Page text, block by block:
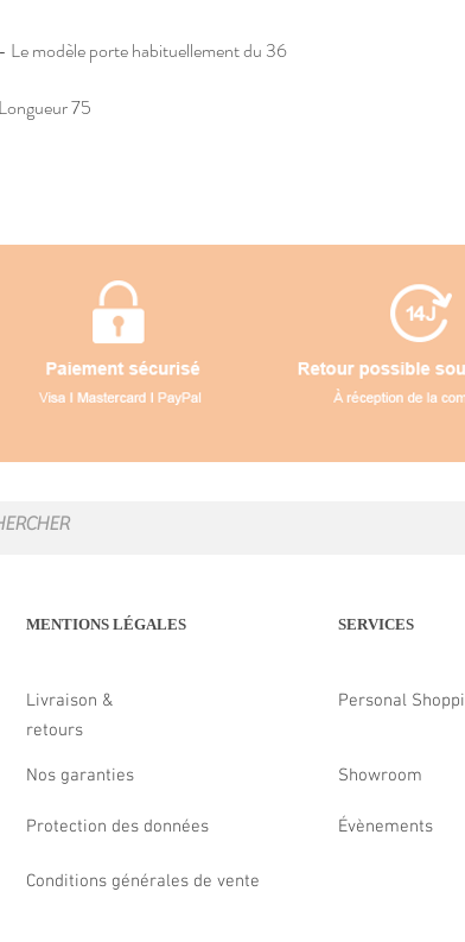
modèle porte habituellement du 36
75
MENTIONS LÉGALES
Livraison &
retours
Nos garanties
Protection des données
SERVICES
Personal
Showroom
Évènements
Conditions générales de vente